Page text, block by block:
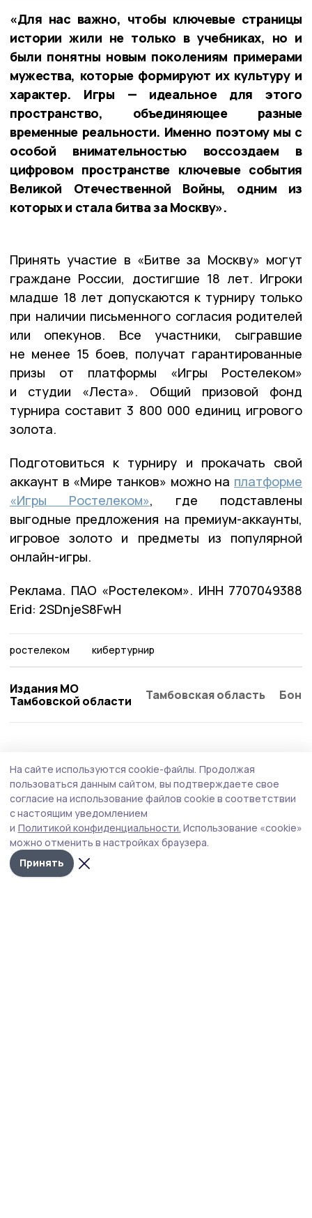
«Для нас важно, чтобы ключевые страницы
истории жили не только в учебниках, но и
были понятны новым поколениям примерами
мужества, которые формируют их культуру и
характер. Игры — идеальное для этого
пространство, объединяющее разные
временные реальности. Именно поэтому мы с
особой внимательностью воссоздаем в
цифровом пространстве ключевые события
Великой Отечественной Войны, одним из
которых и стала битва за Москву».
Принять участие в «Битве за Москву» могут
граждане России, достигшие 18 лет. Игроки
младше 18 лет допускаются к турниру только
при наличии письменного согласия родителей
или опекунов. Все участники, сыгравшие
не менее 15 боев, получат гарантированные
призы от платформы «Игры Ростелеком»
и студии «Леста». Общий призовой фонд
турнира составит 3 800 000 единиц игрового
золота.
Подготовиться к турниру и прокачать свой
аккаунт в «Мире танков» можно на платформе
«Игры Ростелеком», где подставлены
выгодные предложения на премиум-аккаунты,
игровое золото и предметы из популярной
онлайн-игры.
Реклама. ПАО «Ростелеком». ИНН 7707049388
Erid: 2SDnjeS8FwH
ростелеком кибертурнир
Издания МО
Тамбовской области
Тамбовская область
«Рыцари Сорока Островов» опустили меч:
Wink объявляет о завершении съемок
фантастического сериала
На сайте используются cookie-файлы. Продолжая
пользоваться данным сайтом, вы подтверждаете свое
согласие на использование файлов cookie в соответствии
с настоящим уведомлением
и Политикой конфиденциальности. Использование «cookie»
можно отменить в настройках браузера.
Принять